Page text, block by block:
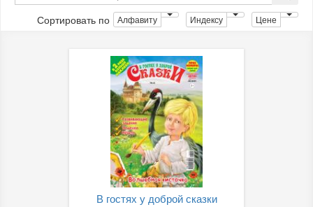
Сортировать по Алфавиту Индексу Цене
В гостях у доброй сказки